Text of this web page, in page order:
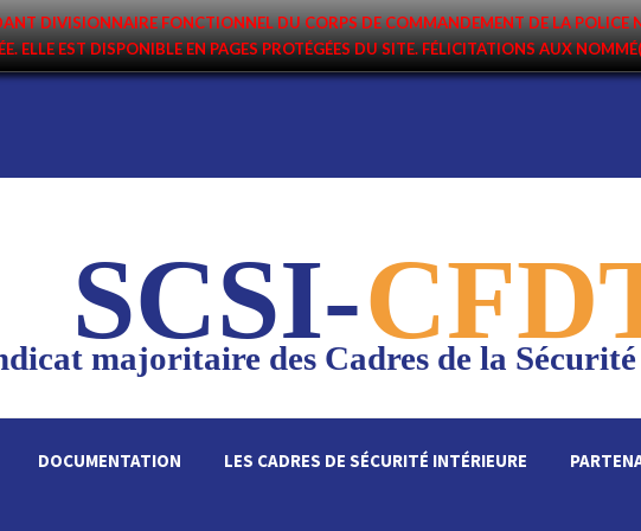
DIVISIONNAIRE FONCTIONNEL DU CORPS DE COMMANDEMENT DE LA POLICE
ELLE EST DISPONIBLE EN PAGES PROTÉGÉES DU SITE. FÉLICITATIONS AUX
SCSI-
majoritaire des Cadres de la
DOCUMENTATION LES CADRES DE SÉCURITÉ INTÉRIEURE